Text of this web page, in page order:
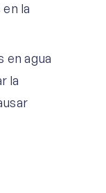
la
en agua
la